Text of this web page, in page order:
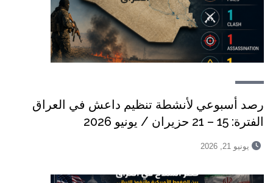
رصد أسبوعي لأنشطة تنظيم داعش في العراق
الفترة: 15 – 21 حزيران / يونيو 2026
يونيو 21, 2026